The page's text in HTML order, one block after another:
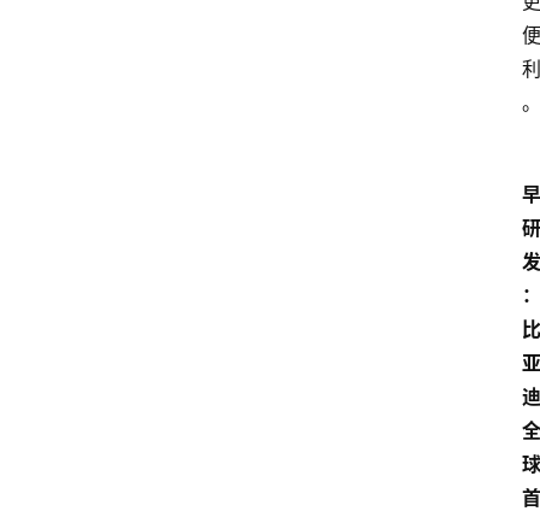
便
利
。
早
研
发
：
比
亚
迪
全
球
首